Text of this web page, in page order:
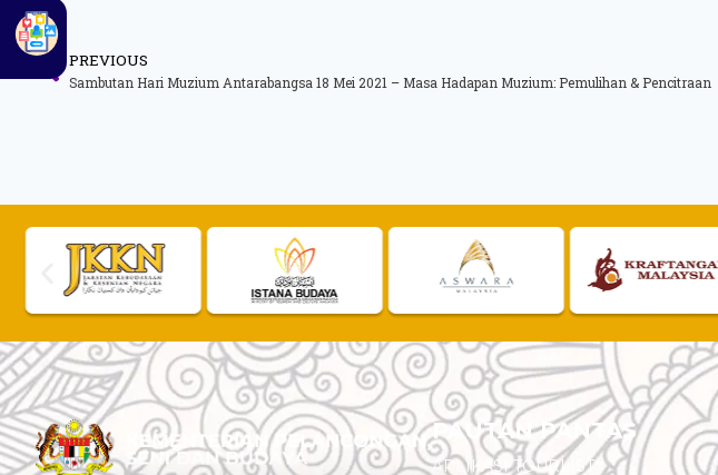
PREVIOUS
Sambutan Hari Muzium Antarabangsa 18 Mei 2021 – Masa Hadapan Muzium: Pemulihan & Pencitraan
PAUTAN PANTAS
APLIKASI TOURLIST